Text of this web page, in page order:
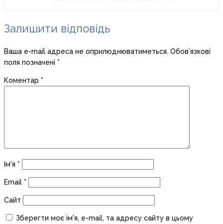
Залишити відповідь
Ваша e-mail адреса не оприлюднюватиметься. Обов’язкові
поля позначені *
Коментар *
Ім'я *
Email *
Сайт
Зберегти моє ім'я, e-mail, та адресу сайту в цьому